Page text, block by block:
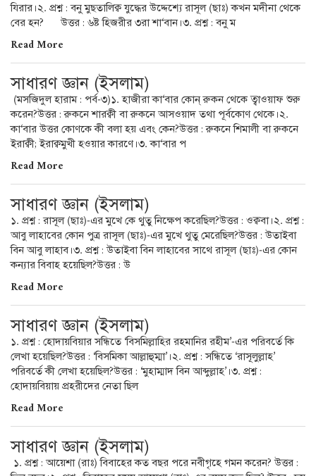
যিরার।২. প্রশ্ন : বনু মুছতালিক্ব যুদ্ধের উদ্দেশ্যে রাসূল (ছাঃ) কখন মদীনা থেকে
বের হন? উত্তর : ৬ষ্ট হিজরীর ৩রা শা‘বান।৩. প্রশ্ন : বনু ম
Read More
সাধারণ জ্ঞান (ইসলাম)
(মসজিদুল হারাম : পর্ব-৩)১. হাজীরা কা‘বার কোন্ রুকন থেকে ত্বাওয়াফ শুরু
করেন?উত্তর : রুকনে শারক্বী বা রুকনে আসওয়াদ তথা পূর্বকোণ থেকে।২.
কা‘বার উত্তর কোণকে কী বলা হয় এবং কেন?উত্তর : রুকনে শিমালী বা রুকনে
ইরাক্বী; ইরাক্বমুখী হওয়ার কারণে।৩. কা‘বার প
Read More
সাধারণ জ্ঞান (ইসলাম)
১. প্রশ্ন : রাসূল (ছাঃ)-এর মুখে কে থুতু নিক্ষেপ করেছিল?উত্তর : ওক্ববা।২. প্রশ্ন :
আবু লাহাবের কোন পুত্র রাসূল (ছাঃ)-এর মুখে থুতু মেরেছিল?উত্তর : উতাইবা
বিন আবু লাহাব।৩. প্রশ্ন : উতাইবা বিন লাহাবের সাথে রাসূল (ছাঃ)-এর কোন
কন্যার বিবাহ হয়েছিল?উত্তর : উ
Read More
সাধারণ জ্ঞান (ইসলাম)
১. প্রশ্ন : হোদায়বিয়ার সন্ধিতে ‘বিসমিল্লাহির রহমানির রহীম’-এর পরিবর্তে কি
লেখা হয়েছিল?উত্তর : ‘বিসমিকা আল্লাহুম্মা’।২. প্রশ্ন : সন্ধিতে ‘রাসূলুল্লাহ’
পরিবর্তে কী লেখা হয়েছিল?উত্তর : ‘মুহাম্মাদ বিন আব্দুল্লাহ’।৩. প্রশ্ন :
হোদায়বিয়ায় প্রহরীদের নেতা ছিল
Read More
সাধারণ জ্ঞান (ইসলাম)
১. প্রশ্ন : আয়েশা (রাঃ) বিবাহের কত বছর পরে নবীগৃহে গমন করেন? উত্তর :